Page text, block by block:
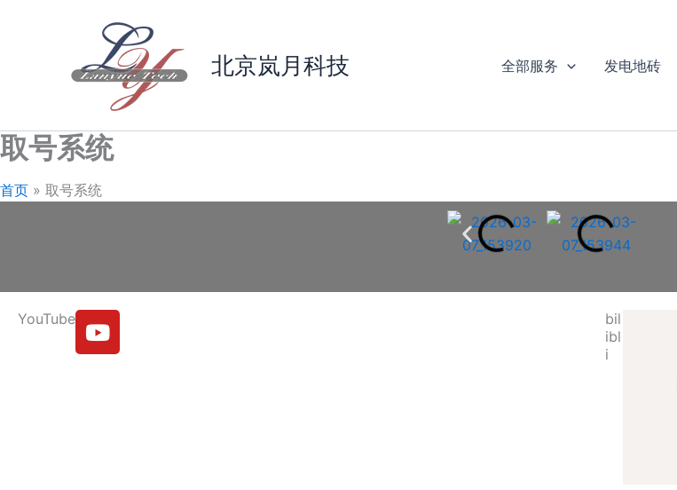
北京岚月科技 全部服务 发电地砖
取号系统
首页 取号系统
YouTube
Y
o
bil
ibl
i